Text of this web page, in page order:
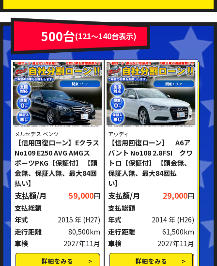
新着車両
修復歴あり
ミッション
AT
MT
ハンドル
右ハンドル 左ハンドル
閉じる
500台(121～140台表示)
関東エリア
メルセデス ベンツ
【信用回復ローン】Eクラス
No109 E250 AVG AMGス
ポーツPKG【保証付】 【頭
金無、保証人無、最大84回
払い】
支払額/月 59,000円
支払総額
年式
2015 年 (H27)
走行距離
80,500km
車検
2027年11月
詳細をみる
関東エリア
アウディ
【信用回復ローン】 A6ア
バント No108 2.8FSI クワ
トロ【保証付】 【頭金無、
保証人無、最大84回払
い】
支払額/月 29,000円
支払総額
年式
2014 年 (H26)
走行距離
61,500km
車検
2027年11月
詳細をみる